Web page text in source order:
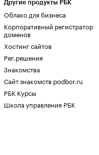
Другие продукты РБК
Облако для бизнеса
Корпоративный регистратор
доменов
Хостинг сайтов
Рег.решения
Знакомства
Сайт знакомств podbor.ru
РБК Курсы
Школа управления РБК